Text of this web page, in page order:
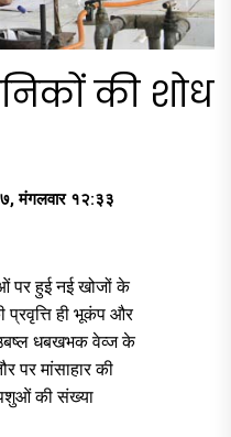
की शोध
मंगलवार १२:३३
पर हुई नई खोजों के
प्रवृत्ति ही भूकंप और
धबखभक वेव्ज के
पर मांसाहार की
की संख्या